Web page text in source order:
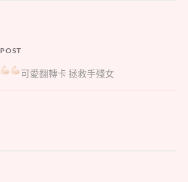
POST
可愛翻轉卡拯救手殘女